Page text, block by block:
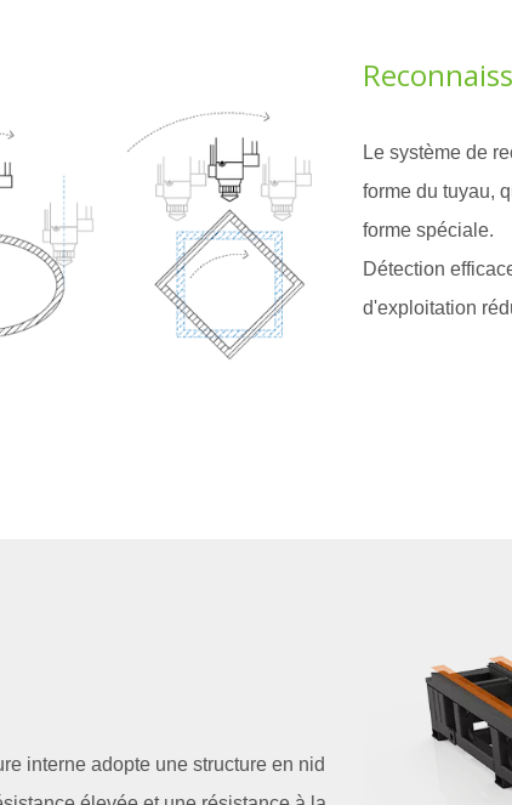
Le système de
forme du tuyau,
forme spéciale.
Détection
d'exploitation
interne adopte une structure en nid